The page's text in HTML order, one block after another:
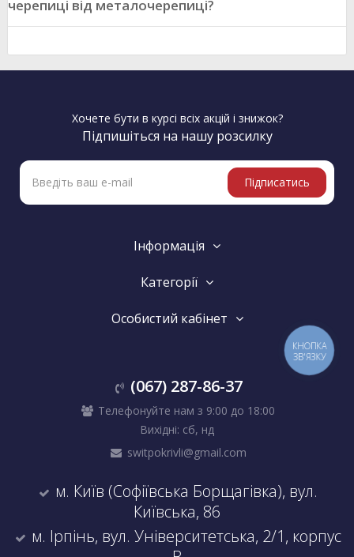
черепиці від металочерепиці?
Хочете бути в курсі всіх акцій і знижок?
Підпишіться на нашу розсилку
Підписатись
Інформація
Категорії
Особистий кабінет
(067) 287-86-37
Телефонуйте нам з 9:00 до 18:00
Вихідні: сб, нд
switpokrivli@gmail.com
м. Київ (Софіївська Борщагівка), вул.
Київська, 86
м. Ірпінь, вул. Університетська, 2/1, корпус
КНОПКА
ЗВ'ЯЗКУ